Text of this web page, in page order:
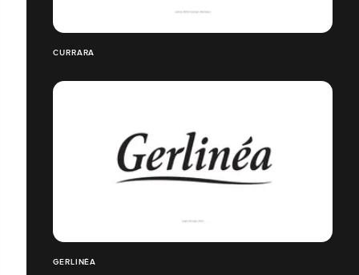
CURRARA
GERLINÉA